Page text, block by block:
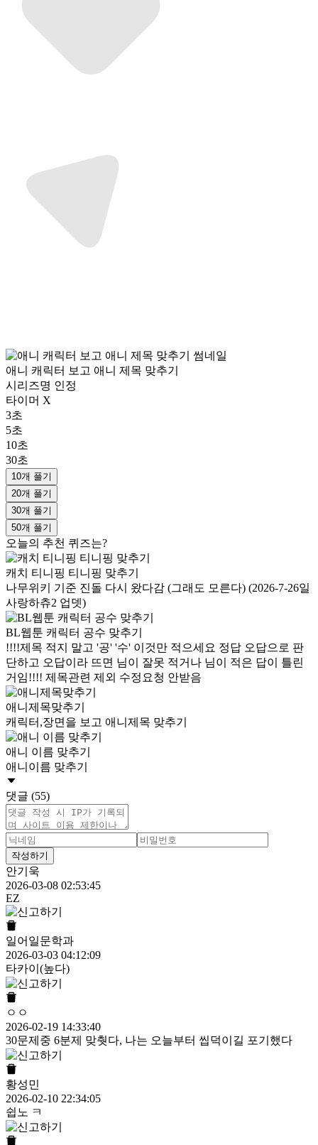
애니 캐릭터 보고 애니 제목 맞추기
시리즈명 인정
타이머 X
3초
5초
10초
30초
10개 풀기
20개 풀기
30개 풀기
50개 풀기
오늘의 추천 퀴즈는?
캐치 티니핑 티니핑 맞추기
나무위키 기준 진돌 다시 왔다감 (그래도 모른다) (2026-7-26일
사랑하츄2 업뎃)
BL웹툰 캐릭터 공수 맞추기
!!!!제목 적지 말고 '공' '수' 이것만 적으세요 정답 오답으로 판
단하고 오답이라 뜨면 님이 잘못 적거나 님이 적은 답이 틀린
거임!!!! 제목관련 제외 수정요청 안받음
애니제목맞추기
캐릭터,장면을 보고 애니제목 맞추기
애니 이름 맞추기
애니이름 맞추기
댓글 (55)
작성하기
안기욱
2026-03-08 02:53:45
EZ
일어일문학과
2026-03-03 04:12:09
타카이(높다)
ㅇㅇ
2026-02-19 14:33:40
30문제중 6분제 맞췃다, 나는 오늘부터 씹덕이길 포기했다
황성민
2026-02-10 22:34:05
쉽노 ㅋ